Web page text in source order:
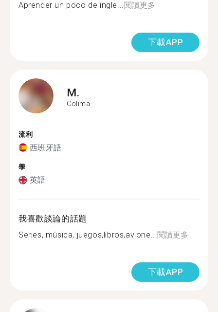
Aprender un poco de ingle...閱讀更多
下載APP
M.
Colima
流利
西班牙語
學
英語
我喜歡談論的話題
Series, música, juegos,libros,avione...閱讀更多
下載APP